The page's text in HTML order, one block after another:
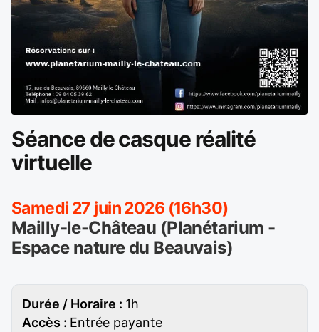
Séance de casque réalité
virtuelle
Samedi 27 juin 2026 (16h30)
Mailly-le-Château (Planétarium -
Espace nature du Beauvais)
Durée / Horaire : 1h
Accès : Entrée payante